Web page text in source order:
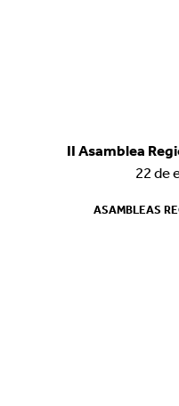
II Asamblea
22 de
ASAMBLEAS
II Asamblea
22 de
ASAMBLEAS